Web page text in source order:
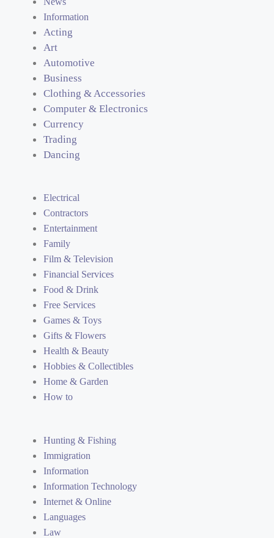
Information
Acting
Art
Automotive
Business
Clothing & Accessories
Computer & Electronics
Currency
Trading
Dancing
Electrical
Contractors
Entertainment
Family
Film & Television
Financial Services
Food & Drink
Free Services
Games & Toys
Gifts & Flowers
Health & Beauty
Hobbies & Collectibles
Home & Garden
How to
Hunting & Fishing
Immigration
Information
Information Technology
Internet & Online
Languages
Law